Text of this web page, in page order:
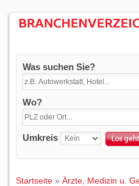
Was suchen Sie?
Wo?
Umkreis
Startseite » Ärzte, Medizin u.